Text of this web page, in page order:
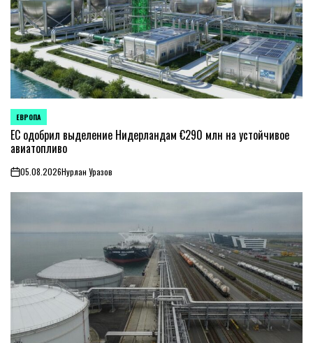
ОПУБЛИКОВАНО
В
ЕВРОПА
ЕС одобрил выделение Нидерландам €290 млн на устойчивое
авиатопливо
on05.08.2026Нурлан Уразов